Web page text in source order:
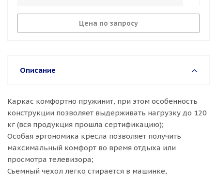
Цена по запросу
Описание
Каркас комфортно пружинит, при этом особенность
конструкции позволяет выдерживать нагрузку до 120
кг (вся продукция прошла сертификацию);
Особая эргономика кресла позволяет получить
максимальный комфорт во время отдыха или
просмотра телевизора;
Съемный чехол легко стирается в машинке,